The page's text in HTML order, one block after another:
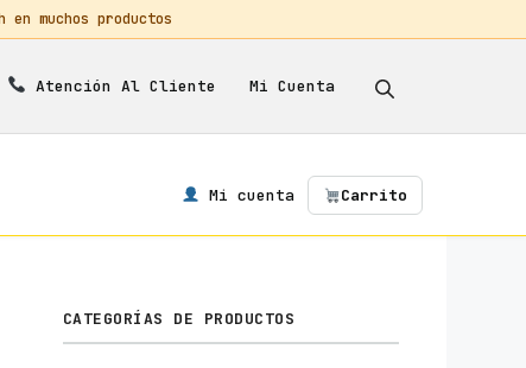
muchos productos
Atención Al Cliente Mi Cuenta
Mi cuenta Carrito
CATEGORÍAS DE PRODUCTOS